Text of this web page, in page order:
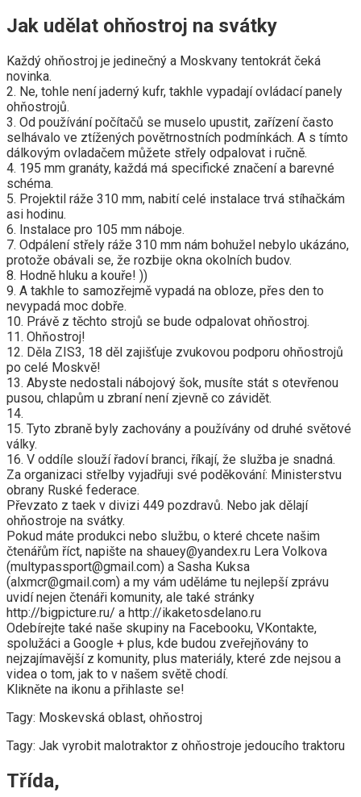
Jak udělat ohňostroj na svátky
Každý ohňostroj je jedinečný a Moskvany tentokrát čeká
novinka.
2. Ne, tohle není jaderný kufr, takhle vypadají ovládací panely
ohňostrojů.
3. Od používání počítačů se muselo upustit, zařízení často
selhávalo ve ztížených povětrnostních podmínkách. A s tímto
dálkovým ovladačem můžete střely odpalovat i ručně.
4. 195 mm granáty, každá má specifické značení a barevné
schéma.
5. Projektil ráže 310 mm, nabití celé instalace trvá stíhačkám
asi hodinu.
6. Instalace pro 105 mm náboje.
7. Odpálení střely ráže 310 mm nám bohužel nebylo ukázáno,
protože obávali se, že rozbije okna okolních budov.
8. Hodně hluku a kouře! ))
9. A takhle to samozřejmě vypadá na obloze, přes den to
nevypadá moc dobře.
10. Právě z těchto strojů se bude odpalovat ohňostroj.
11. Ohňostroj!
12. Děla ZIS3, 18 děl zajišťuje zvukovou podporu ohňostrojů
po celé Moskvě!
13. Abyste nedostali nábojový šok, musíte stát s otevřenou
pusou, chlapům u zbraní není zjevně co závidět.
14.
15. Tyto zbraně byly zachovány a používány od druhé světové
války.
16. V oddíle slouží řadoví branci, říkají, že služba je snadná.
Za organizaci střelby vyjadřuji své poděkování: Ministerstvu
obrany Ruské federace.
Převzato z taek v divizi 449 pozdravů. Nebo jak dělají
ohňostroje na svátky.
Pokud máte produkci nebo službu, o které chcete našim
čtenářům říct, napište na shauey@yandex.ru Lera Volkova
(multypassport@gmail.com) a Sasha Kuksa
(alxmcr@gmail.com) a my vám uděláme tu nejlepší zprávu
uvidí nejen čtenáři komunity, ale také stránky
http://bigpicture.ru/ a http://ikaketosdelano.ru
Odebírejte také naše skupiny na Facebooku, VKontakte,
spolužáci a Google + plus, kde budou zveřejňovány to
nejzajímavější z komunity, plus materiály, které zde nejsou a
videa o tom, jak to v našem světě chodí.
Klikněte na ikonu a přihlaste se!
Tagy: Moskevská oblast, ohňostroj
Tagy: Jak vyrobit malotraktor z ohňostroje jedoucího traktoru
Třída,